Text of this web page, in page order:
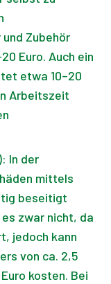
Zubehör
Euro. Auch ein
etwa 10–20
Arbeitszeit
In der
mittels
beseitigt
zwar nicht, da
jedoch kann
von ca. 2,5
kosten. Bei